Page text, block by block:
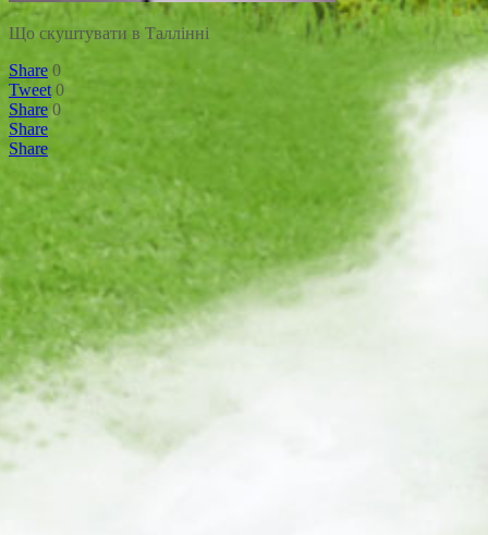
Що скуштувати в Таллінні
Share 0
Tweet 0
Share 0
Share
Share